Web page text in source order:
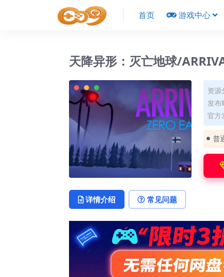
首页 游戏中心
天降异形：灭亡地球/
资
发布
官方
普
详情介绍 常见问题